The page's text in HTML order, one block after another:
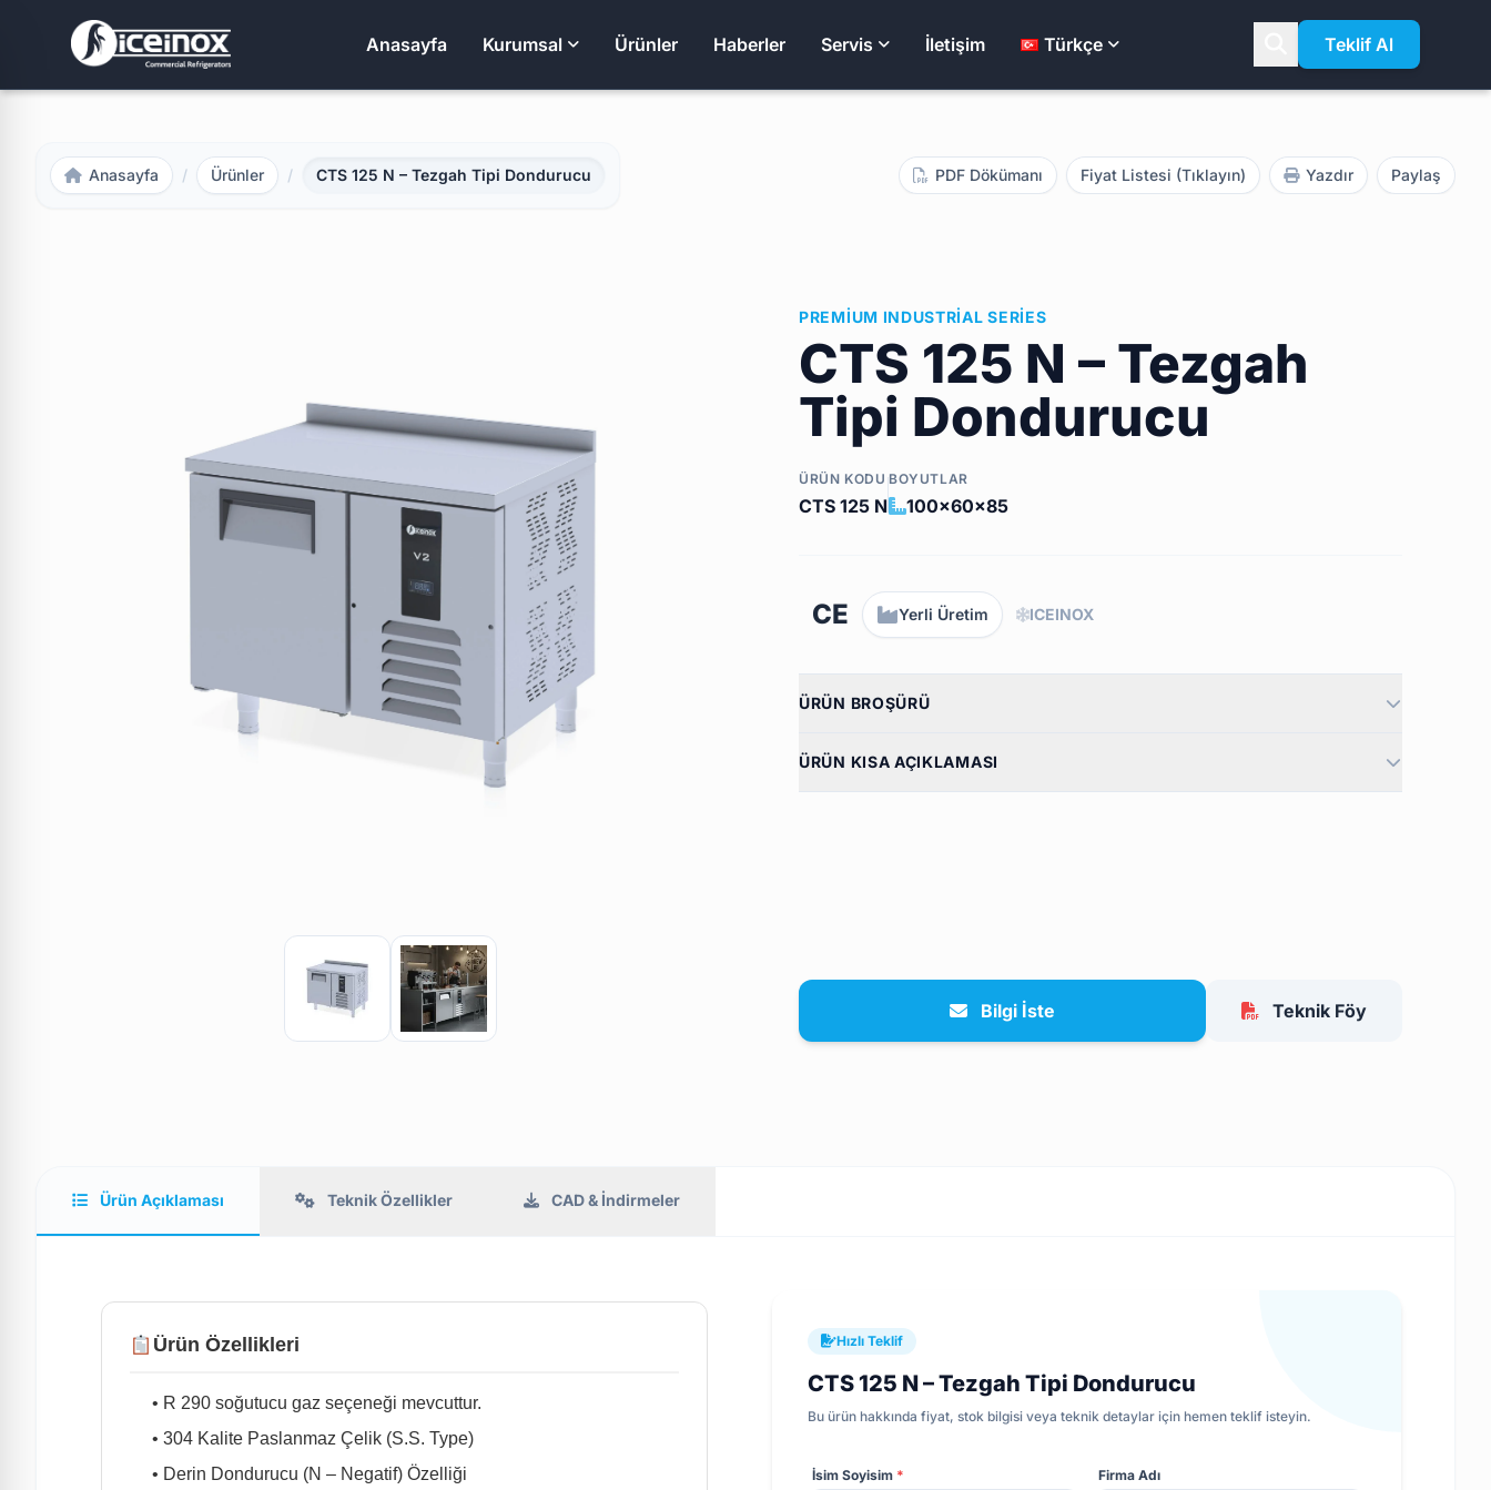
Anasayfa Kurumsal Ürünler Haberler Servis İletişim Türkçe Teklif Al
Aramak için Enter'a basınız
Anasayfa / Ürünler / CTS 125 N – Tezgah Tipi Dondurucu PDF Dökümanı Fiyat Listesi (Tıklayın) Yazdır Paylaş
PREMIUM INDUSTRIAL SERIES
CTS 125 N – Tezgah
Tipi Dondurucu
ÜRÜN KODU
CTS 125 N
BOYUTLAR
100x60x85
CE Yerli Üretim ICEINOX
ÜRÜN BROŞÜRÜ
ÜRÜN KISA AÇIKLAMASI
Bilgi İste Teknik Föy
Ürün Açıklaması Teknik Özellikler CAD & İndirmeler
Ürün Özellikleri
• R 290 soğutucu gaz seçeneği mevcuttur.
• 304 Kalite Paslanmaz Çelik (S.S. Type)
• Derin Dondurucu (N – Negatif) Özelliği
Hızlı Teklif
CTS 125 N – Tezgah Tipi Dondurucu
Bu ürün hakkında fiyat, stok bilgisi veya teknik detaylar için hemen teklif isteyin.
İsim Soyisim * Firma Adı